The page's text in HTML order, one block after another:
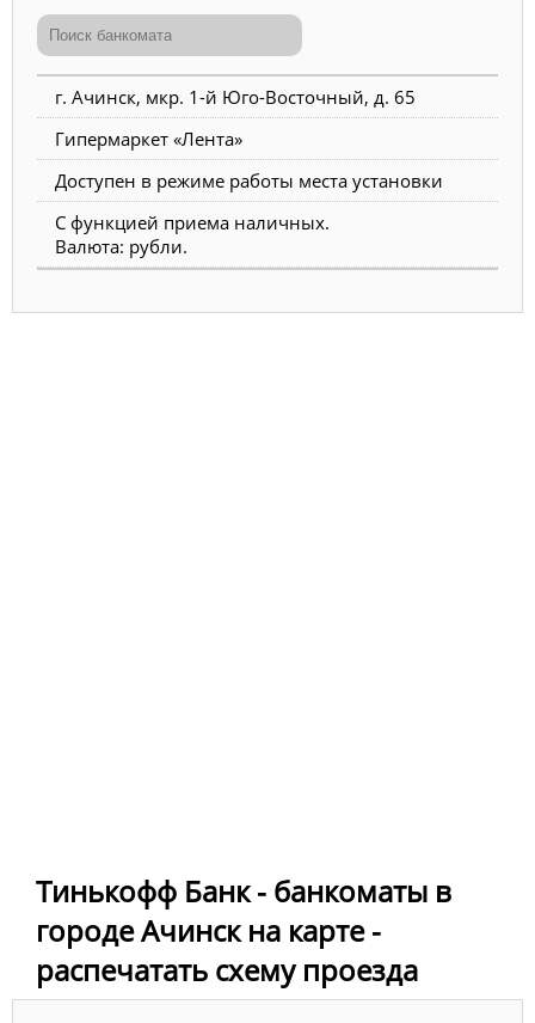
г. Ачинск, мкр. 1-й Юго-Восточный, д. 65
Гипермаркет «Лента»
Доступен в режиме работы места установки
С функцией приема наличных.
Валюта: рубли.
Тинькофф Банк - банкоматы в
городе Ачинск на карте -
распечатать схему проезда